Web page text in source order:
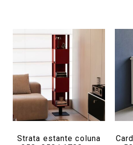
Strata estante coluna